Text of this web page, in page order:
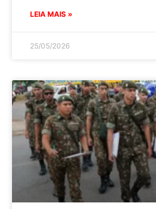
LEIA MAIS »
25/05/2026